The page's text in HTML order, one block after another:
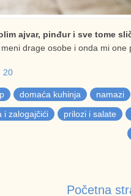
ajvar, pinđur i sve tome
drage osobe i onda mi
20
domaća kuhinja namazi
i zalogajčići
prilozi i salate
Početna